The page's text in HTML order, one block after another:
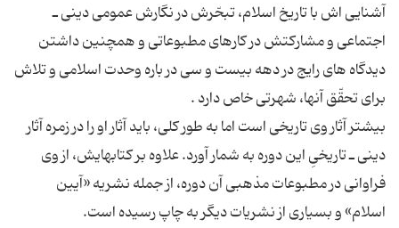
آشنایی اش با تاریخ اسلام، تبحّرش در نگارش عمومی دینی ـ
اجتماعی و مشارکتش در کارهای مطبوعاتی و همچنین داشتن
دیدگاه های رایج در دهه بیست و سی در باره وحدت اسلامی و تلاش
بیشتر آثار وی تاریخی است اما به طور کلی، باید آثار او را در زمره آثار
دینی ـ تاریخیِ این دوره به شمار آورد. علاوه بر کتابهایش، از وی
فراوانی در مطبوعات مذهبی آن دوره، از جمله نشریه «آیین